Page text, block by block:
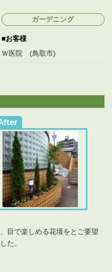
ガーデニング
お客様
Ｗ医院 (鳥取市)
目で楽しめる花壇をとご要望
た。